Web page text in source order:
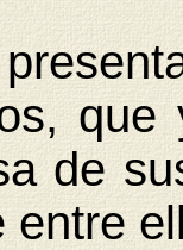
que
de
entre